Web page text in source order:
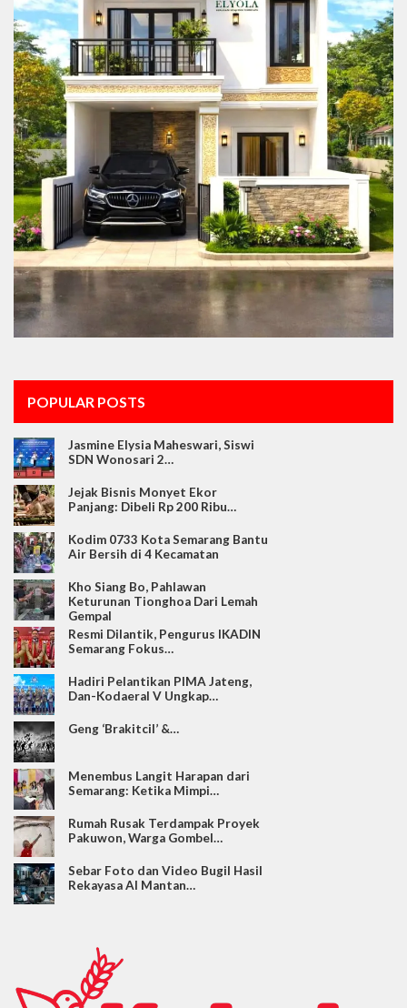
POPULAR POSTS
Jasmine Elysia Maheswari, Siswi
SDN Wonosari 2…
Jejak Bisnis Monyet Ekor
Panjang: Dibeli Rp 200 Ribu…
Kodim 0733 Kota Semarang Bantu
Air Bersih di 4 Kecamatan
Kho Siang Bo, Pahlawan
Keturunan Tionghoa Dari Lemah
Gempal
Resmi Dilantik, Pengurus IKADIN
Semarang Fokus…
Hadiri Pelantikan PIMA Jateng,
Dan-Kodaeral V Ungkap…
Geng ‘Brakitcil’ &…
Menembus Langit Harapan dari
Semarang: Ketika Mimpi…
Rumah Rusak Terdampak Proyek
Pakuwon, Warga Gombel…
Sebar Foto dan Video Bugil Hasil
Rekayasa AI Mantan…